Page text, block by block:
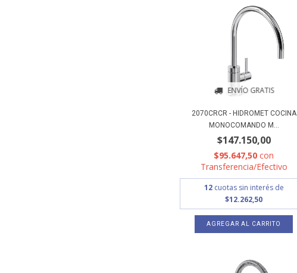
ENVÍO GRATIS
2070CRCR - HIDROMET COCINA
MONOCOMANDO M...
$147.150,00
$95.647,50con
Transferencia/Efectivo
12 cuotas sin interés de
$12.262,50